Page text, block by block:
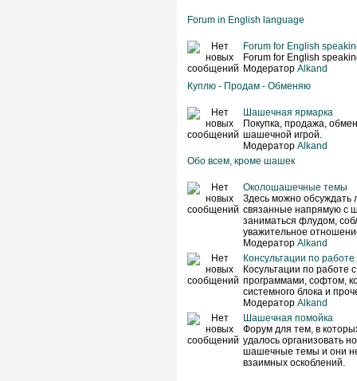
Forum in English language
Forum for English
Forum for English
Модератор Alkand
Куплю - Продам - Обменяю
Шашечная ярмарка
Покупка, продажа,
шашечной игрой.
Модератор Alkand
Обо всем, кроме шашек
Околошашечные темы
Здесь можно
связанные напрямую с
заниматься флудом,
уважительное
Модератор Alkand
Консультации по
Косультации по работе
программами, софтом,
системного блока и
Модератор Alkand
Шашечная помойка
Форум для тем, в
удалось организовать
шашечные темы и они
взаимных оскоблений.